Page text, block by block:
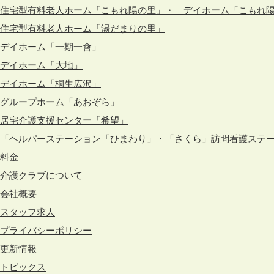
住宅型有料老人ホーム「こもれ陽の里」・ デイホーム「こもれ陽
住宅型有料老人ホーム「湯だまりの里」
デイホーム「一期一會」
デイホーム「大地」
デイホーム「桐生広沢」
グループホーム「あおぞら」
居宅介護支援センター「希望」
「ヘルパーステーション「ひまわり」・「さくら」訪問看護ステ
料金
介護クラブについて
会社概要
スタッフ求人
プライバシーポリシー
更新情報
トピックス